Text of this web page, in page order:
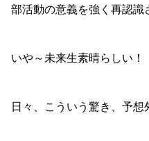
部活動の意義を強く再認識
いや～未来生素晴らしい！
日々、こういう驚き、予想